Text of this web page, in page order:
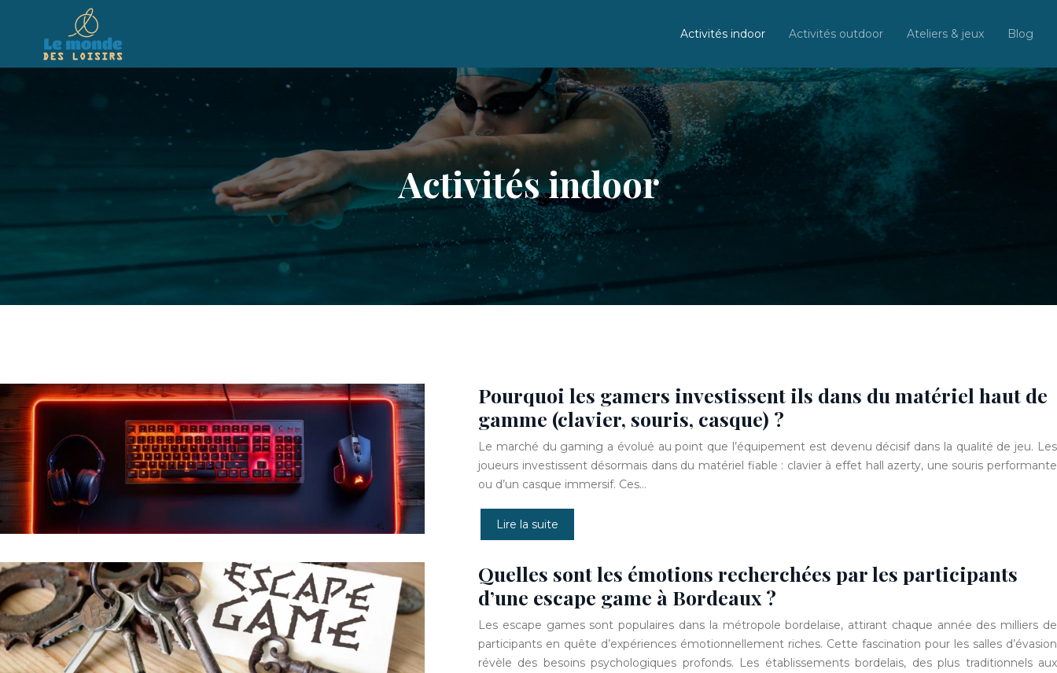
Activités indoor Activités outdoor Ateliers & jeux Blog
Activités indoor
Pourquoi les gamers investissent ils dans du matériel haut de
gamme (clavier, souris, casque) ?
Le marché du gaming a évolué au point que l’équipement est devenu décisif dans la qualité de jeu. Les
joueurs investissent désormais dans du matériel fiable : clavier à effet hall azerty, une souris performante
ou d’un casque immersif. Ces…
Lire la suite
Quelles sont les émotions recherchées par les participants
d’une escape game à Bordeaux ?
Les escape games sont populaires dans la métropole bordelaise, attirant chaque année des milliers de
participants en quête d’expériences émotionnellement riches. Cette fascination pour les salles d’évasion
révèle des besoins psychologiques profonds. Les établissements bordelais, des plus traditionnels aux